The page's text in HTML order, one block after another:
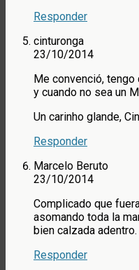
Responder
cinturonga
23/10/2014
Me convenció,
y cuando no sea un
Un carinho glande,
Responder
Marcelo Beruto
23/10/2014
Complicado que
asomando toda la
bien calzada adentro.
Responder